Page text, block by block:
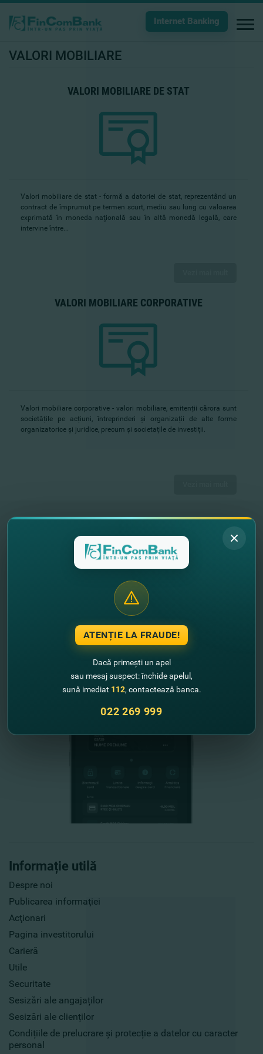
Internet Banking
VALORI MOBILIARE
VALORI MOBILIARE DE STAT
Valori mobiliare de stat - formă a datoriei de stat, reprezentând un
contract de împrumut pe termen scurt, mediu sau lung cu valoarea
exprimată în moneda naţională sau în altă monedă legală, care
intervine între...
VALORI MOBILIARE CORPORATIVE
Valori mobiliare corporative - valori mobiliare, emitenții cărora sunt
societățile pe acțiuni, întreprinderi și organizații de alte forme
organizatorice și juridice, precum și societațile de investiții.
Informație utilă
Despre noi
Publicarea informaţiei
Acţionari
Pagina investitorului
Carieră
Utile
Securitate
Sesizări ale angajaților
Sesizări ale clienților
Condițiile de prelucrare și protecție a datelor cu caracter
personal
"FinComBank" S.A. este membră a
Schemei de Garantare a Depozitelor
din Republica Moldova
FinComPay Mobile
ATENȚIE LA FRAUDE!
Dacă primești un apel
sau mesaj suspect: închide apelul,
sună imediat 112, contactează banca.
022 269 999